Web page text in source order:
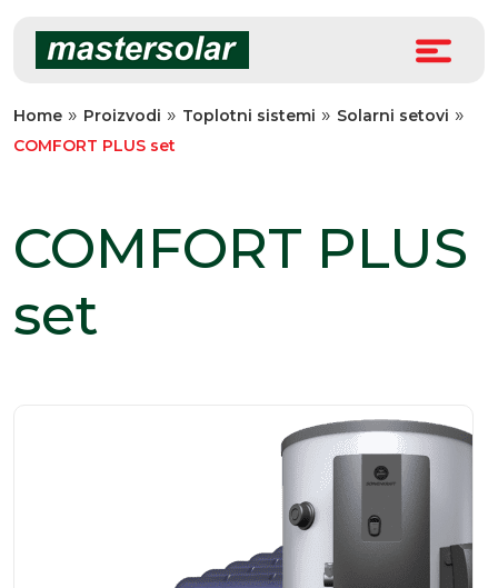
content
Home » Proizvodi » Toplotni sistemi » Solarni setovi »
COMFORT PLUS set
COMFORT PLUS
set